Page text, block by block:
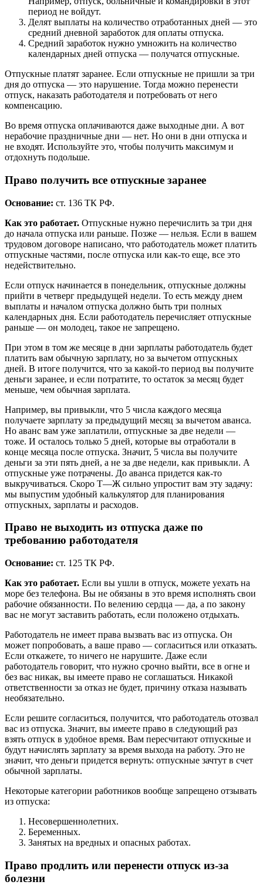
период не войдут.
Делят выплаты на количество отработанных дней — это
средний дневной заработок для оплаты отпуска.
Средний заработок нужно умножить на количество
календарных дней отпуска — получатся отпускные.
Отпускные платят заранее. Если отпускные не пришли за три
дня до отпуска — это нарушение. Тогда можно перенести
отпуск, наказать работодателя и потребовать от него
компенсацию.
Во время отпуска оплачиваются даже выходные дни. А вот
нерабочие праздничные дни — нет. Но они в дни отпуска и
не входят. Используйте это, чтобы получить максимум и
отдохнуть подольше.
Право получить все отпускные заранее
Основание: ст. 136 ТК РФ.
Как это работает. Отпускные нужно перечислить за три дня
до начала отпуска или раньше. Позже — нельзя. Если в вашем
трудовом договоре написано, что работодатель может платить
отпускные частями, после отпуска или как-то еще, все это
недействительно.
Если отпуск начинается в понедельник, отпускные должны
прийти в четверг предыдущей недели. То есть между днем
выплаты и началом отпуска должно быть три полных
календарных дня. Если работодатель перечисляет отпускные
раньше — он молодец, такое не запрещено.
При этом в том же месяце в дни зарплаты работодатель будет
платить вам обычную зарплату, но за вычетом отпускных
дней. В итоге получится, что за какой-то период вы получите
деньги заранее, и если потратите, то остаток за месяц будет
меньше, чем обычная зарплата.
Например, вы привыкли, что 5 числа каждого месяца
получаете зарплату за предыдущий месяц за вычетом аванса.
Но аванс вам уже заплатили, отпускные за две недели —
тоже. И осталось только 5 дней, которые вы отработали в
конце месяца после отпуска. Значит, 5 числа вы получите
деньги за эти пять дней, а не за две недели, как привыкли. А
отпускные уже потрачены. До аванса придется как-то
выкручиваться. Скоро Т⁠—⁠Ж сильно упростит вам эту задачу:
мы выпустим удобный калькулятор для планирования
отпускных, зарплаты и расходов.
Право не выходить из отпуска даже по
требованию работодателя
Основание: ст. 125 ТК РФ.
Как это работает. Если вы ушли в отпуск, можете уехать на
море без телефона. Вы не обязаны в это время исполнять свои
рабочие обязанности. По велению сердца — да, а по закону
вас не могут заставить работать, если положено отдыхать.
Работодатель не имеет права вызвать вас из отпуска. Он
может попробовать, а ваше право — согласиться или отказать.
Если откажете, то ничего не нарушите. Даже если
работодатель говорит, что нужно срочно выйти, все в огне и
без вас никак, вы имеете право не соглашаться. Никакой
ответственности за отказ не будет, причину отказа называть
необязательно.
Если решите согласиться, получится, что работодатель отозвал
вас из отпуска. Значит, вы имеете право в следующий раз
взять отпуск в удобное время. Вам пересчитают отпускные и
будут начислять зарплату за время выхода на работу. Это не
значит, что деньги придется вернуть: отпускные зачтут в счет
обычной зарплаты.
Некоторые категории работников вообще запрещено отзывать
из отпуска:
Несовершеннолетних.
Беременных.
Занятых на вредных и опасных работах.
Право продлить или перенести отпуск из-за
болезни